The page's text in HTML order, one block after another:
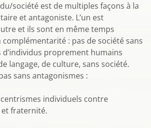
société est de multiples façons à la
et antagoniste. L’un est
et ils sont en même temps
complémentarité : pas de société sans
d’individus proprement humains
langage, de culture, sans société.
sans antagonismes :
individuels contre
fraternité.